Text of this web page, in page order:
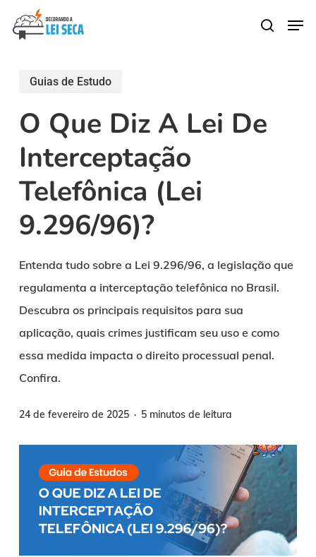
content
search
Guias de Estudo
O Que Diz A Lei De
Interceptação
Telefônica (Lei
9.296/96)?
Entenda tudo sobre a Lei 9.296/96, a legislação que
regulamenta a interceptação telefônica no Brasil.
Descubra os principais requisitos para sua
aplicação, quais crimes justificam seu uso e como
essa medida impacta o direito processual penal.
Confira.
24 de fevereiro de 2025 5 minutos de leitura